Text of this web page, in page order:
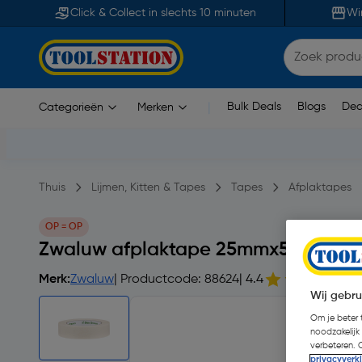
Click & Collect in slechts 10 minuten
Categorieën Merken Bulk Deals Blogs
Thuis Lijmen, Kitten & Tapes Tapes Afplaktapes
OP = OP
Zwaluw afplaktape 25mmx50m
Merk:Zwaluw | Productcode: 88624 | 4.4
Wij
Om je beter
verbeteren.